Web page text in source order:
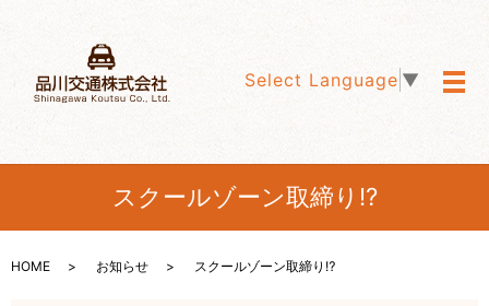
Select Language ▼
メ
スクールゾーン取締り⁉️
HOME お知らせ スクールゾーン取締り⁉️